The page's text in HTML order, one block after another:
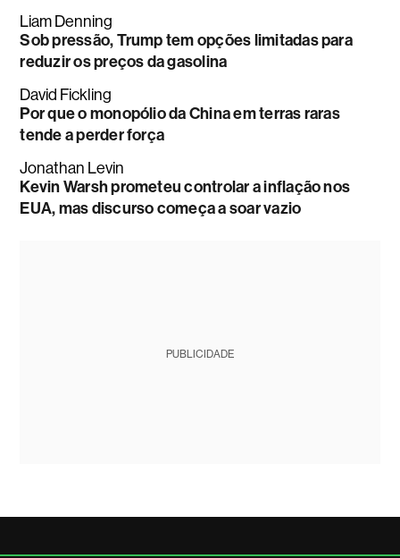
Liam Denning
Sob pressão, Trump tem opções limitadas para
reduzir os preços da gasolina
David Fickling
Por que o monopólio da China em terras raras
tende a perder força
Jonathan Levin
Kevin Warsh prometeu controlar a inflação nos
EUA, mas discurso começa a soar vazio
PUBLICIDADE